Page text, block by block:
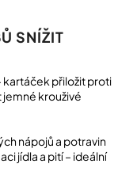
SNÍŽIT
kartáček přiložit proti
jemné krouživé
nápojů a potravin
jídla a pití – ideální